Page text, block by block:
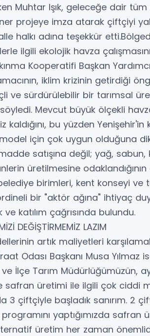
Muhtar Işık, geleceğe dair tüm
projeye imza atarak çiftçiyi
halkı adına teşekkür
ilgili ekolojik havza
Kooperatifi Başkan
iklim krizinin getirdiği
ve sürdürülebilir bir tarımsal
Mevcut büyük ölçekli
kaldığını, bu yüzden
model için çok uygun olduğuna
satışına değil; yağ,
üretilmesine odaklandığının
birimleri, kent konseyi ve
bir "aktör ağına" ihtiyaç
katılım çağrısında bulundu.
DEĞİŞTİRMEMİZ LAZIM
artık maliyetleri
Odası Başkanı Musa Yılmaz
ve İlçe Tarım Müdürlüğümüzün,
safran üretimi ile ilgili çok ciddi
3 çiftçiyle başladık sanırım. 2
yaptığımızda safran
Alternatif üretim her zaman